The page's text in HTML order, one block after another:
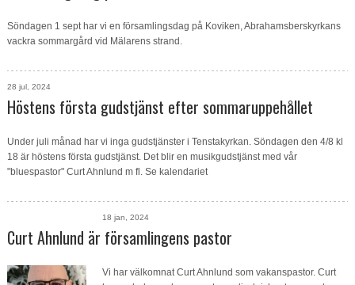
Verksamheter
Söndagen 1 sept har vi en församlingsdag på Koviken, Abrahamsberskyrkans
vackra sommargård vid Mälarens strand.
28 jul, 2024
Höstens första gudstjänst efter sommaruppehållet
Under juli månad har vi inga gudstjänster i Tenstakyrkan. Söndagen den 4/8 kl
18 är höstens första gudstjänst. Det blir en musikgudstjänst med vår
"bluespastor" Curt Ahnlund m fl. Se kalendariet
18 jan, 2024
Curt Ahnlund är församlingens pastor
Vi har välkomnat Curt Ahnlund som vakanspastor. Curt